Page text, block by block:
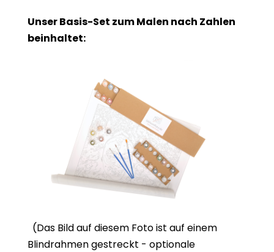
Unser Basis-Set zum Malen nach Zahlen
beinhaltet:
(Das Bild auf diesem Foto ist auf einem
Blindrahmen gestreckt - optionale